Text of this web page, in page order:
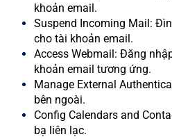
khoản email.
Suspend Incoming Mail:
cho tài khoản email.
Access Webmail: Đăng
khoản email tương ứng.
Manage External
bên ngoài.
Config Calendars and
bạ liên lạc.